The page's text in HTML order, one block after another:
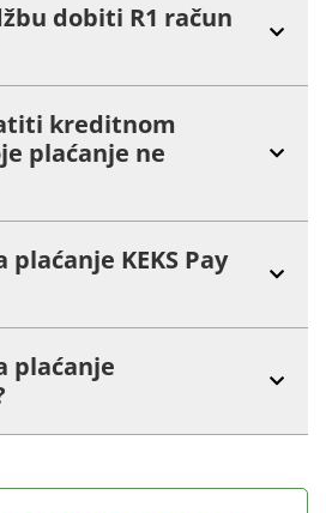
dobiti R1 račun
kreditnom
plaćanje ne
KEKS Pay
plaćanje